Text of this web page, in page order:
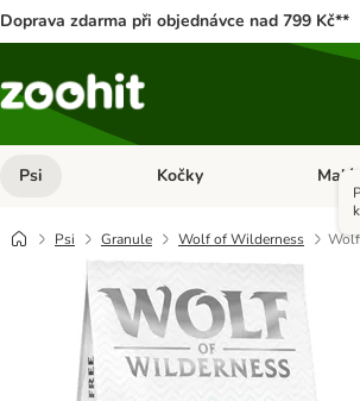
Doprava zdarma při objednávce nad 799 Kč**
Psi Otevřít menu: Psi
Kočky Otevřít
Malá
Psi Granule Wolf of Wilderness